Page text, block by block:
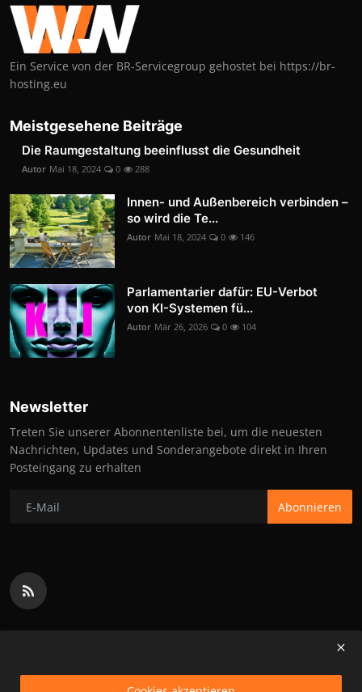
Ein Service von der BR-Servicegroup gehostet bei https://br-
hosting.eu
Meistgesehene Beiträge
Die Raumgestaltung beeinflusst die Gesundheit
Autor Mai 18, 2024 0 288
Innen- und Außenbereich verbinden –
so wird die Te...
Autor Mai 18, 2024 0 146
Parlamentarier dafür: EU-Verbot
von KI-Systemen fü...
Autor Mär 26, 2026 0 104
Newsletter
Treten Sie unserer Abonnentenliste bei, um die neuesten
Nachrichten, Updates und Sonderangebote direkt in Ihren
Posteingang zu erhalten
Abonnieren